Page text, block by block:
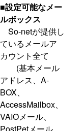
■設定可能なメー
ルボックス
So-netが提供し
ているメールア
カウント全て
(基本メール
アドレス、A-
BOX、
AccessMailbox、
VAIOメール、
PostPetメール、